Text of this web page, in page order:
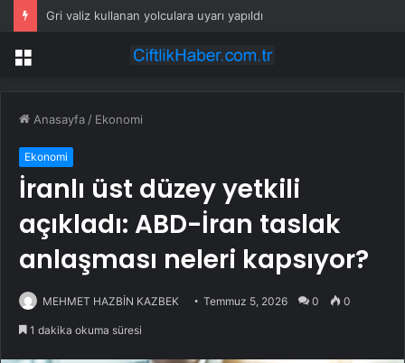
Gri valiz kullanan yolculara uyarı yapıldı
Menü
Anasayfa / Ekonomi
Ekonomi
İranlı üst düzey yetkili
açıkladı: ABD-İran taslak
anlaşması neleri kapsıyor?
MEHMET HAZBİN KAZBEK Temmuz 5, 2026 0 0
1 dakika okuma süresi